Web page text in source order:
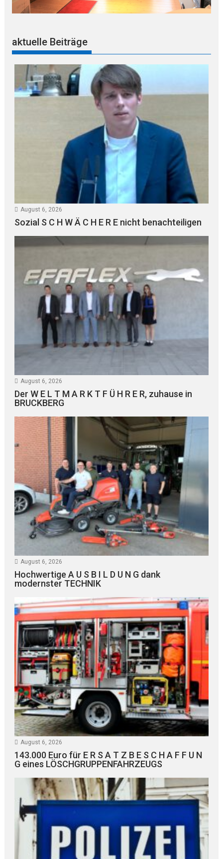
aktuelle Beiträge
August 6, 2026
Sozial S C H W Ä C H E R E nicht benachteiligen
August 6, 2026
Der W E L T M A R K T F Ü H R E R, zuhause in
BRUCKBERG
August 6, 2026
Hochwertige A U S B I L D U N G dank
modernster TECHNIK
August 6, 2026
143.000 Euro für E R S A T Z B E S C H A F F U N
G eines LÖSCHGRUPPENFAHRZEUGS